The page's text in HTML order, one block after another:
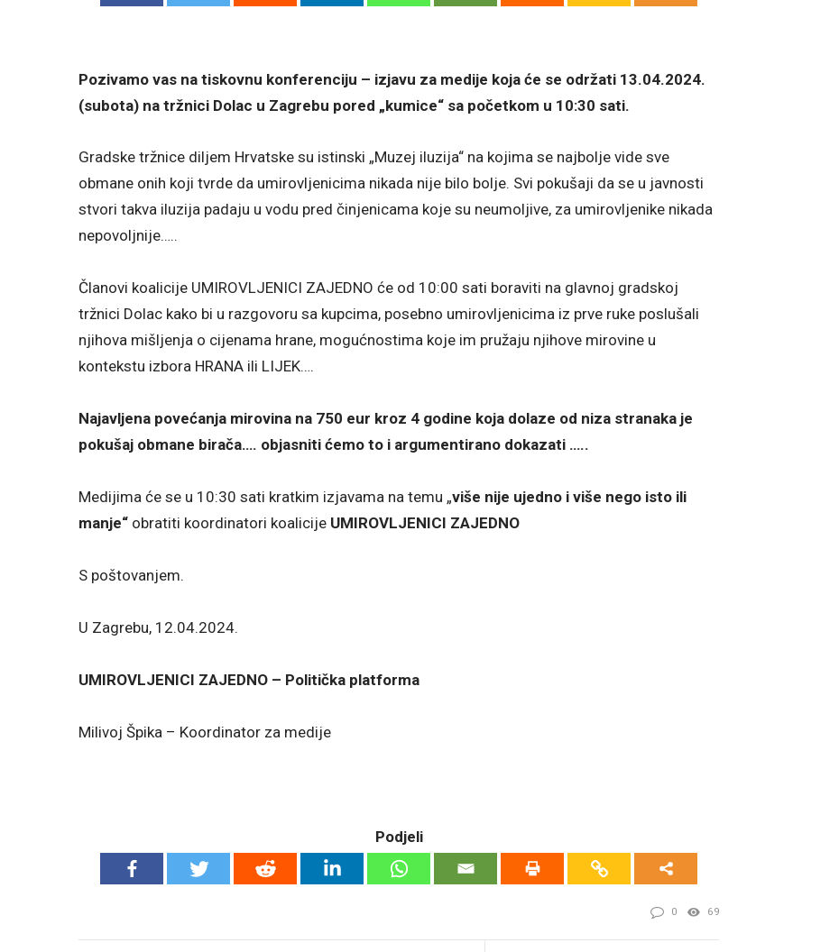
Pozivamo vas na tiskovnu konferenciju – izjavu za medije koja će se održati 13.04.2024.
(subota) na tržnici Dolac u Zagrebu pored „kumice“ sa početkom u 10:30 sati.
Gradske tržnice diljem Hrvatske su istinski „Muzej iluzija“ na kojima se najbolje vide sve
obmane onih koji tvrde da umirovljenicima nikada nije bilo bolje. Svi pokušaji da se u javnosti
stvori takva iluzija padaju u vodu pred činjenicama koje su neumoljive, za umirovljenike nikada
nepovoljnije…..
Članovi koalicije UMIROVLJENICI ZAJEDNO će od 10:00 sati boraviti na glavnoj gradskoj
tržnici Dolac kako bi u razgovoru sa kupcima, posebno umirovljenicima iz prve ruke poslušali
njihova mišljenja o cijenama hrane, mogućnostima koje im pružaju njihove mirovine u
kontekstu izbora HRANA ili LIJEK….
Najavljena povećanja mirovina na 750 eur kroz 4 godine koja dolaze od niza stranaka je
pokušaj obmane birača…. objasniti ćemo to i argumentirano dokazati …..
Medijima će se u 10:30 sati kratkim izjavama na temu „više nije ujedno i više nego isto ili
manje“ obratiti koordinatori koalicije UMIROVLJENICI ZAJEDNO
S poštovanjem.
U Zagrebu, 12.04.2024.
UMIROVLJENICI ZAJEDNO – Politička platforma
Milivoj Špika – Koordinator za medije
Podjeli
0 69